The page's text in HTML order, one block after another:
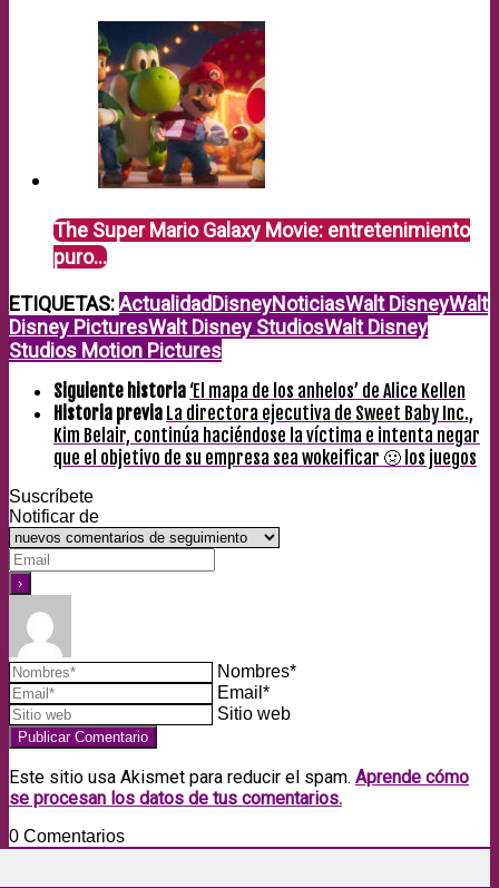
The Super Mario Galaxy Movie: entretenimiento
puro…
ETIQUETAS:ActualidadDisneyNoticiasWalt DisneyWalt
Disney PicturesWalt Disney StudiosWalt Disney
Studios Motion Pictures
Siguiente historia ‘El mapa de los anhelos’ de Alice Kellen
Historia previa La directora ejecutiva de Sweet Baby Inc.,
Kim Belair, continúa haciéndose la víctima e intenta negar
que el objetivo de su empresa sea wokeificar 🤢 los juegos
Suscríbete
Notificar de
Nombres*
Email*
Sitio web
Este sitio usa Akismet para reducir el spam. Aprende cómo
se procesan los datos de tus comentarios.
0 Comentarios